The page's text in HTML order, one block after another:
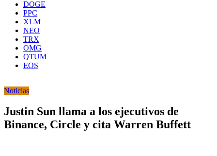
DOGE
PPC
XLM
NEO
TRX
OMG
QTUM
EOS
Noticias
Justin Sun llama a los ejecutivos de
Binance, Circle y cita Warren Buffett